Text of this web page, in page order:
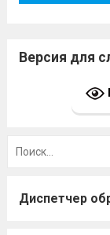
Версия для
Диспетчер